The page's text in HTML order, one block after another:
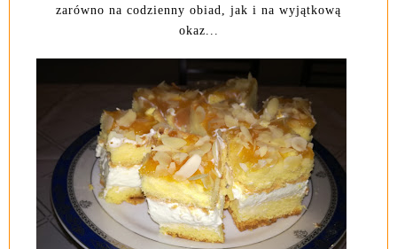
zarówno na codzienny obiad, jak i na wyjątkową
okaz...